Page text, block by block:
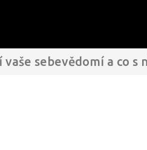
sebevědomí a co s